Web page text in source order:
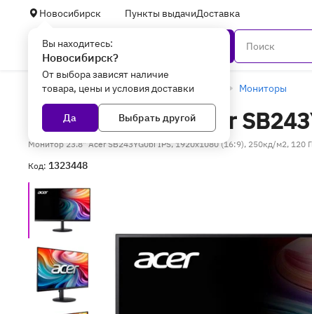
Новосибирск Пункты выдачиДоставка
Вы находитесь:
Новосибирск?
От выбора зависят наличие
товара, цены и условия доставки
Да Выбрать другой
Главная Периферийное оборудование Мониторы
Монитор 23.8" Acer
Монитор 23.8" Acer SB243YG0bi IPS, 1920x1080 (16:9), 250кд/м2, 120
Код: 1323448